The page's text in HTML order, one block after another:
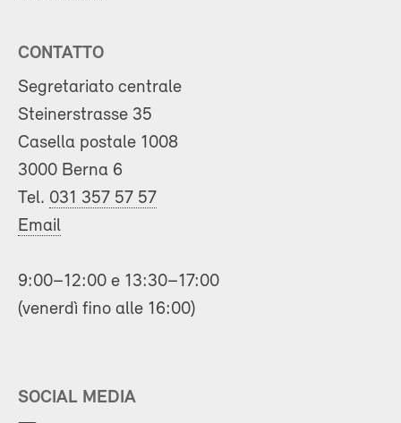
CONTATTO
Segretariato centrale
Steinerstrasse 35
Casella postale 1008
3000 Berna 6
Tel. 031 357 57 57
Email
9:00–12:00 e 13:30–17:00
(venerdì fino alle 16:00)
SOCIAL MEDIA